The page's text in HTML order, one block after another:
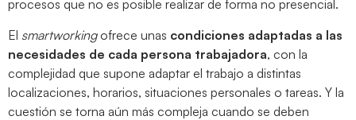
procesos que no es posible realizar de forma no presencial.
El smartworkingofrece unas condiciones adaptadas a las
necesidades de cada persona trabajadora, con la
complejidad que supone adaptar el trabajo a distintas
localizaciones, horarios, situaciones personales o tareas. Y la
cuestión se torna aún más compleja cuando se deben